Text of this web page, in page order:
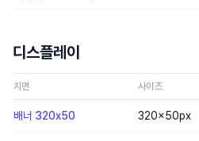
디스플레이
지면 사이즈
배너 320x50 320×50px